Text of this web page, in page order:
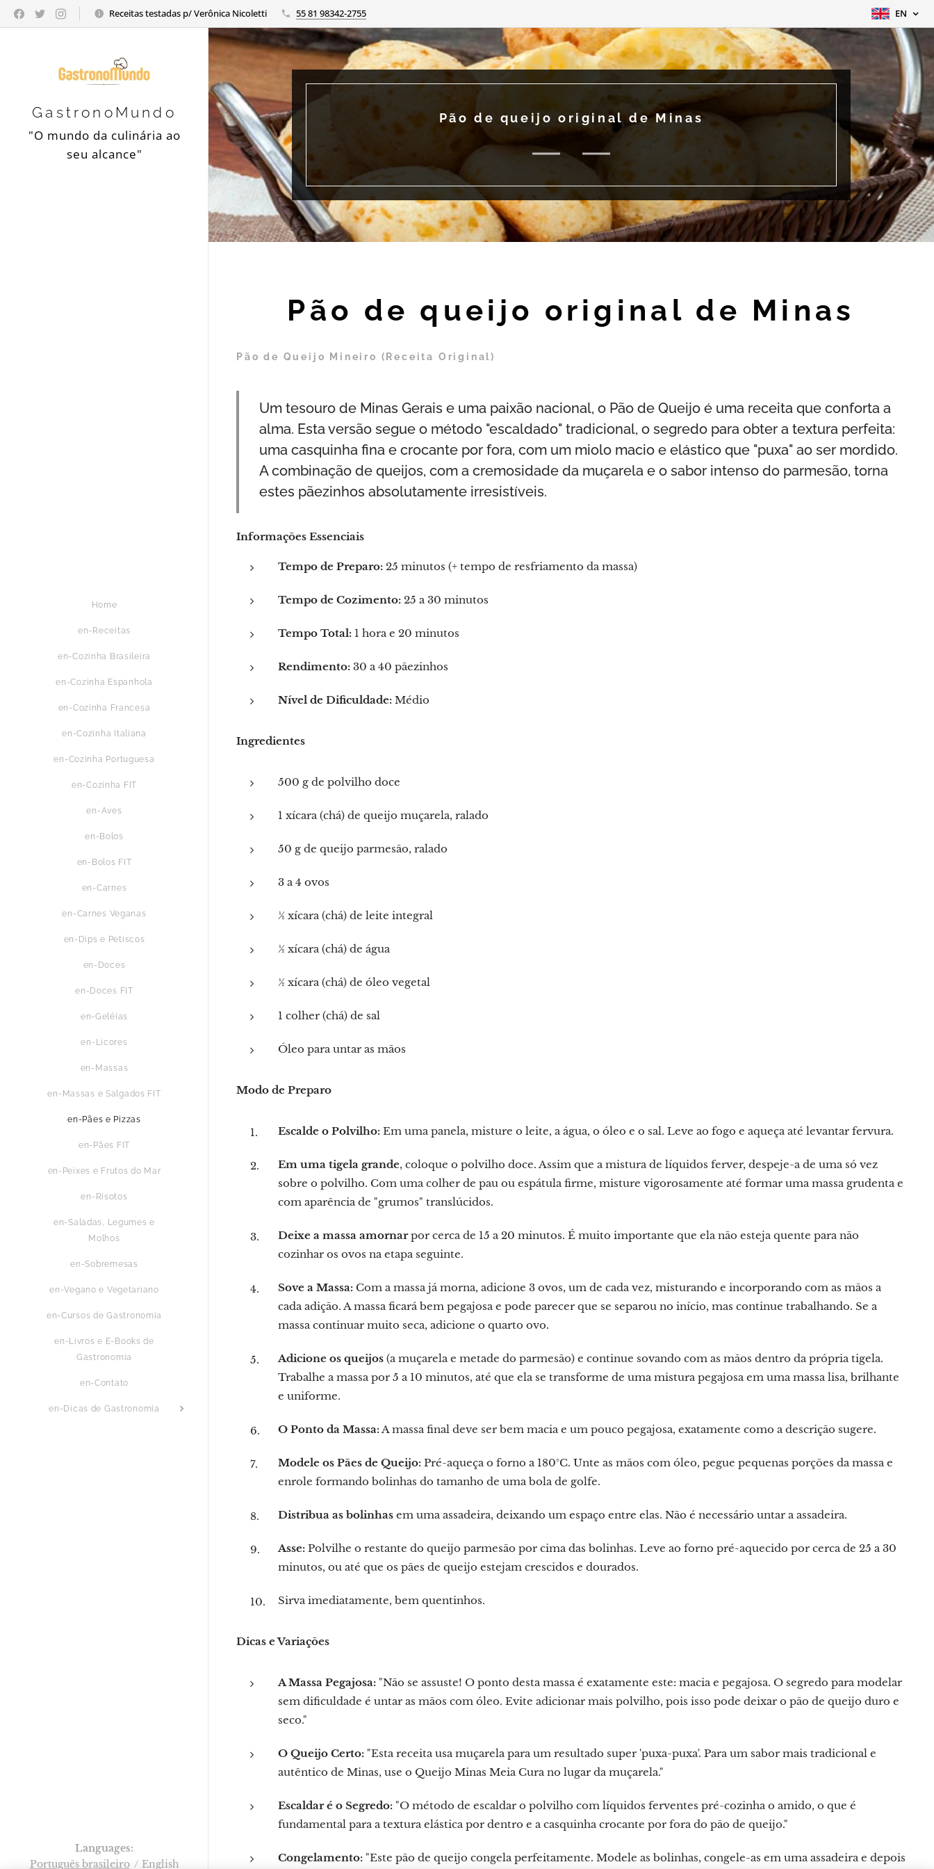
Receitas testadas p/ Verônica Nicoletti 55 81 98342-2755 EN
GastronoMundo
"O mundo da culinária ao
seu alcance"
Home
en-Receitas
en-Cozinha Brasileira
en-Cozinha Espanhola
en-Cozinha Francesa
en-Cozinha Italiana
en-Cozinha Portuguesa
en-Cozinha FIT
en-Aves
en-Bolos
en-Bolos FIT
en-Carnes
en-Carnes Veganas
en-Dips e Petiscos
en-Doces
en-Doces FIT
en-Geléias
en-Licores
en-Massas
en-Massas e Salgados FIT
en-Pães e Pizzas
en-Pães FIT
en-Peixes e Frutos do Mar
en-Risotos
en-Saladas, Legumes e
Molhos
en-Sobremesas
en-Vegano e Vegetariano
en-Cursos de Gastronomia
en-Livros e E-Books de
Gastronomia
en-Contato
en-Dicas de Gastronomia
Pão de queijo original de Minas
Pão de queijo original de Minas
Pão de Queijo Mineiro (Receita Original)
Um tesouro de Minas Gerais e uma paixão nacional, o Pão de Queijo é uma receita que conforta a
alma. Esta versão segue o método "escaldado" tradicional, o segredo para obter a textura perfeita:
uma casquinha fina e crocante por fora, com um miolo macio e elástico que "puxa" ao ser mordido.
A combinação de queijos, com a cremosidade da muçarela e o sabor intenso do parmesão, torna
estes pãezinhos absolutamente irresistíveis.
Informações Essenciais
Tempo de Preparo: 25 minutos (+ tempo de resfriamento da massa)
Tempo de Cozimento: 25 a 30 minutos
Tempo Total: 1 hora e 20 minutos
Rendimento: 30 a 40 pãezinhos
Nível de Dificuldade: Médio
Ingredientes
500 g de polvilho doce
1 xícara (chá) de queijo muçarela, ralado
50 g de queijo parmesão, ralado
3 a 4 ovos
½ xícara (chá) de leite integral
½ xícara (chá) de água
½ xícara (chá) de óleo vegetal
1 colher (chá) de sal
Óleo para untar as mãos
Modo de Preparo
Escalde o Polvilho: Em uma panela, misture o leite, a água, o óleo e o sal. Leve ao fogo e aqueça até levantar fervura.
Em uma tigela grande, coloque o polvilho doce. Assim que a mistura de líquidos ferver, despeje-a de uma só vez
sobre o polvilho. Com uma colher de pau ou espátula firme, misture vigorosamente até formar uma massa grudenta e
com aparência de "grumos" translúcidos.
Deixe a massa amornarpor cerca de 15 a 20 minutos. É muito importante que ela não esteja quente para não
cozinhar os ovos na etapa seguinte.
Sove a Massa: Com a massa já morna, adicione 3 ovos, um de cada vez, misturando e incorporando com as mãos a
cada adição. A massa ficará bem pegajosa e pode parecer que se separou no início, mas continue trabalhando. Se a
massa continuar muito seca, adicione o quarto ovo.
Adicione os queijos (a muçarela e metade do parmesão) e continue sovando com as mãos dentro da própria tigela.
Trabalhe a massa por 5 a 10 minutos, até que ela se transforme de uma mistura pegajosa em uma massa lisa, brilhante
e uniforme.
O Ponto da Massa:A massa final deve ser bem macia e um pouco pegajosa, exatamente como a descrição sugere.
Modele os Pães de Queijo: Pré-aqueça o forno a 180°C. Unte as mãos com óleo, pegue pequenas porções da massa e
enrole formando bolinhas do tamanho de uma bola de golfe.
Distribua as bolinhas em uma assadeira, deixando um espaço entre elas. Não é necessário untar a assadeira.
Asse: Polvilhe o restante do queijo parmesão por cima das bolinhas. Leve ao forno pré-aquecido por cerca de 25 a 30
minutos, ou até que os pães de queijo estejam crescidos e dourados.
Sirva imediatamente, bem quentinhos.
Dicas e Variações
A Massa Pegajosa: "Não se assuste! O ponto desta massa é exatamente este: macia e pegajosa. O segredo para modelar
sem dificuldade é untar as mãos com óleo. Evite adicionar mais polvilho, pois isso pode deixar o pão de queijo duro e
seco."
O Queijo Certo: "Esta receita usa muçarela para um resultado super 'puxa-puxa'. Para um sabor mais tradicional e
autêntico de Minas, use o Queijo Minas Meia Cura no lugar da muçarela."
Escaldar é o Segredo: "O método de escaldar o polvilho com líquidos ferventes pré-cozinha o amido, o que é
fundamental para a textura elástica por dentro e a casquinha crocante por fora do pão de queijo."
Congelamento: "Este pão de queijo congela perfeitamente. Modele as bolinhas, congele-as em uma assadeira e depois
Languages
Português brasileiro
English